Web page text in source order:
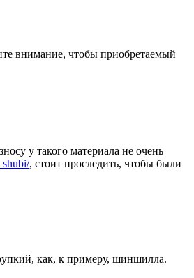
внимание, чтобы приобретаемый
у такого материала не очень
, стоит проследить, чтобы были
как, к примеру, шиншилла.